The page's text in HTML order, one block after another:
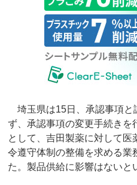
埼玉県は15日、承認事項と
ず、承認事項の変更手続きを
として、吉田製薬に対して
令遵守体制の整備を求める業
た。製品供給に影響はないと